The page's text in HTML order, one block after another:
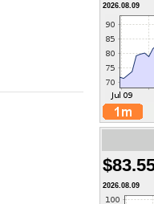
2026.08.09
2026.08.09